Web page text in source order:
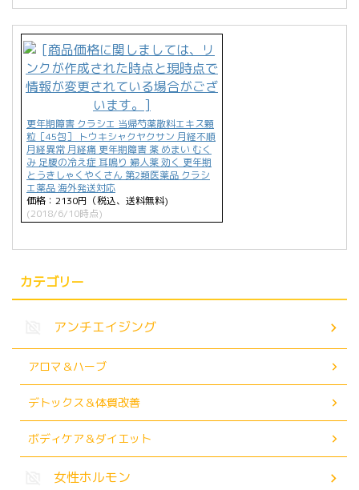
更年期障害 クラシエ 当帰芍薬散料エキス顆
粒［45包］ トウキシャクヤクサン 月経不順
月経異常 月経痛 更年期障害 薬 めまい むく
み 足腰の冷え症 耳鳴り 婦人薬 効く 更年期
とうきしゃくやくさん 第2類医薬品 クラシ
エ薬品 海外発送対応
価格：2130円（税込、送料無料)
(2018/6/10時点)
カテゴリー
アンチエイジング
アロマ＆ハーブ
デトックス＆体質改善
ボディケア＆ダイエット
女性ホルモン